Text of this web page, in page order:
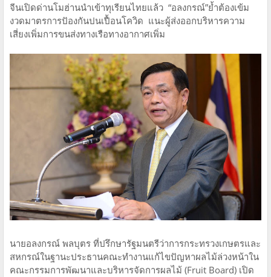
จีนเปิดด่านโมฮ่านนำเข้าทุเรียนไทยแล้ว “อลงกรณ์”ย้ำต้องเข้ม
งวดมาตรการปัองกันปนเปื้อนโควิด แนะผู้ส่งออกบริหารความ
เสี่ยงเพิ่มการขนส่งทางเรือทางอากาศเพิ่ม
นายอลงกรณ์ พลบุตร ที่ปรึกษารัฐมนตรีว่าการกระทรวงเกษตรและ
สหกรณ์ในฐานะประธานคณะทำงานแก้ไขปัญหาผลไม้ล่วงหน้าใน
คณะกรรมการพัฒนาและบริหารจัดการผลไม้ (Fruit Board) เปิด